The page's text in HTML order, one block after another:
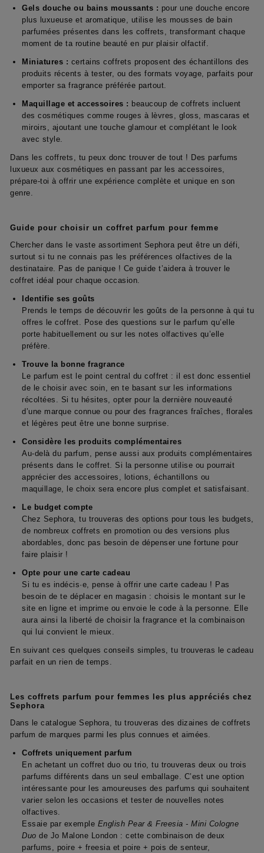
Gels douche ou bains moussants : pour une douche encore
plus luxueuse et aromatique, utilise les mousses de bain
parfumées présentes dans les coffrets, transformant chaque
moment de ta routine beauté en pur plaisir olfactif.
Miniatures : certains coffrets proposent des échantillons des
produits récents à tester, ou des formats voyage, parfaits pour
emporter sa fragrance préférée partout.
Maquillage et accessoires : beaucoup de coffrets incluent
des cosmétiques comme rouges à lèvres, gloss, mascaras et
miroirs, ajoutant une touche glamour et complétant le look
avec style.
Dans les coffrets, tu peux donc trouver de tout ! Des parfums
luxueux aux cosmétiques en passant par les accessoires,
prépare-toi à offrir une expérience complète et unique en son
genre.
Guide pour choisir un coffret parfum pour femme
Chercher dans le vaste assortiment Sephora peut être un défi,
surtout si tu ne connais pas les préférences olfactives de la
destinataire. Pas de panique ! Ce guide t’aidera à trouver le
coffret idéal pour chaque occasion.
Identifie ses goûts
Prends le temps de découvrir les goûts de la personne à qui tu
offres le coffret. Pose des questions sur le parfum qu’elle
porte habituellement ou sur les notes olfactives qu’elle
préfère.
Trouve la bonne fragrance
Le parfum est le point central du coffret : il est donc essentiel
de le choisir avec soin, en te basant sur les informations
récoltées. Si tu hésites, opter pour la dernière nouveauté
d’une marque connue ou pour des fragrances fraîches, florales
et légères peut être une bonne surprise.
Considère les produits complémentaires
Au-delà du parfum, pense aussi aux produits complémentaires
présents dans le coffret. Si la personne utilise ou pourrait
apprécier des accessoires, lotions, échantillons ou
maquillage, le choix sera encore plus complet et satisfaisant.
Le budget compte
Chez Sephora, tu trouveras des options pour tous les budgets,
de nombreux coffrets en promotion ou des versions plus
abordables, donc pas besoin de dépenser une fortune pour
faire plaisir !
Opte pour une carte cadeau
Si tu es indécis·e, pense à offrir une carte cadeau ! Pas
besoin de te déplacer en magasin : choisis le montant sur le
site en ligne et imprime ou envoie le code à la personne. Elle
aura ainsi la liberté de choisir la fragrance et la combinaison
qui lui convient le mieux.
En suivant ces quelques conseils simples, tu trouveras le cadeau
parfait en un rien de temps.
Les coffrets parfum pour femmes les plus appréciés chez
Sephora
Dans le catalogue Sephora, tu trouveras des dizaines de coffrets
parfum de marques parmi les plus connues et aimées.
Coffrets uniquement parfum
En achetant un coffret duo ou trio, tu trouveras deux ou trois
parfums différents dans un seul emballage. C’est une option
intéressante pour les amoureuses des parfums qui souhaitent
varier selon les occasions et tester de nouvelles notes
olfactives.
Essaie par exemple English Pear & Freesia - Mini Cologne
Duo de Jo Malone London : cette combinaison de deux
parfums, poire + freesia et poire + pois de senteur,